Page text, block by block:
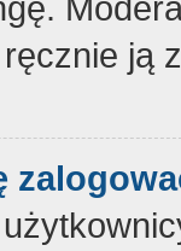
ją